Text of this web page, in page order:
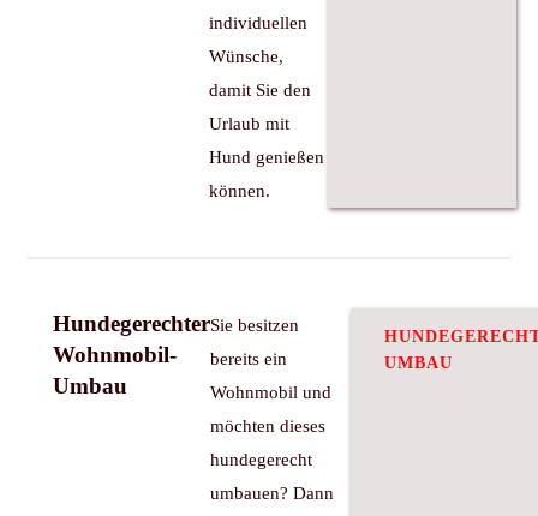
individuellen
Wünsche,
damit Sie den
Urlaub mit
Hund genießen
können.
Hundegerechter
Wohnmobil-
Umbau
Sie besitzen
bereits ein
Wohnmobil und
möchten dieses
hundegerecht
umbauen? Dann
UMBAU